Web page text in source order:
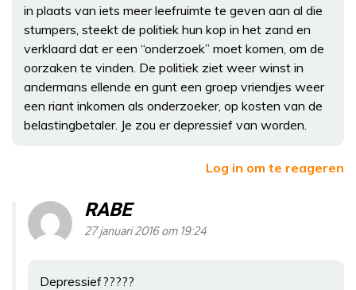
in plaats van iets meer leefruimte te geven aan al die
stumpers, steekt de politiek hun kop in het zand en
verklaard dat er een “onderzoek” moet komen, om de
oorzaken te vinden. De politiek ziet weer winst in
andermans ellende en gunt een groep vriendjes weer
een riant inkomen als onderzoeker, op kosten van de
belastingbetaler. Je zou er depressief van worden.
Log in om te reageren
RABE
27 januari 2016 om 19:24
Depressief?????